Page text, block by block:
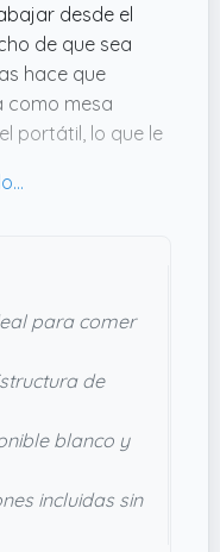
desde el
de que sea
hace que
como mesa
portátil, lo que le
x 88.9 cms
que
cuando la
parece sencillo,
para
con el
una opción
sin complicarte,
espacio extra.
para comer
de
blanco y
incluidas sin